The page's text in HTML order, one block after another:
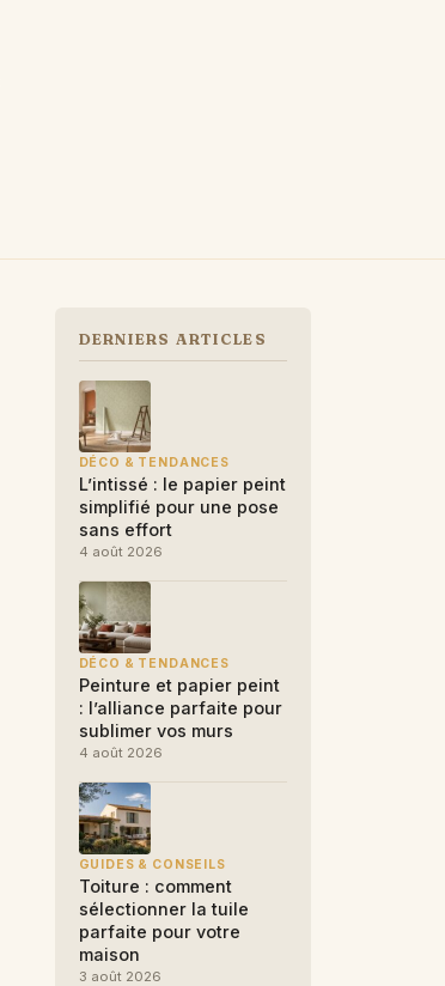
DERNIERS ARTICLES
DÉCO & TENDANCES
L’intissé : le papier peint
simplifié pour une pose
sans effort
4 août 2026
DÉCO & TENDANCES
Peinture et papier peint
: l’alliance parfaite pour
sublimer vos murs
4 août 2026
GUIDES & CONSEILS
Toiture : comment
sélectionner la tuile
parfaite pour votre
maison
3 août 2026